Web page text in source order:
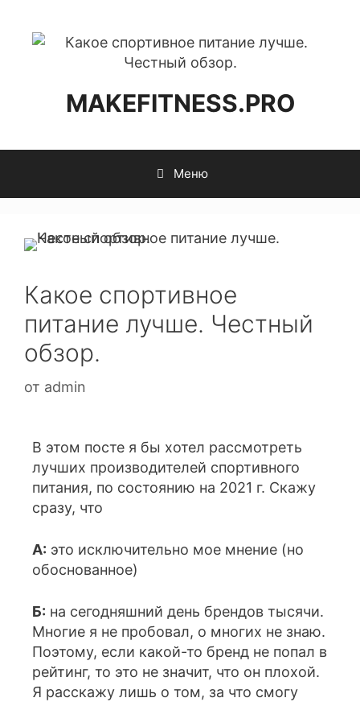
MAKEFITNESS.PRO
Меню
Какое спортивное
питание лучше. Честный
обзор.
от admin
В этом посте я бы хотел рассмотреть
лучших производителей спортивного
питания, по состоянию на 2021 г. Скажу
сразу, что
А: это исключительно мое мнение (но
обоснованное)
Б: на сегодняшний день брендов тысячи.
Многие я не пробовал, о многих не знаю.
Поэтому, если какой-то бренд не попал в
рейтинг, то это не значит, что он плохой.
Я расскажу лишь о том, за что смогу